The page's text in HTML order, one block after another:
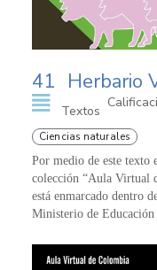
41 Herbario
Textos
Ciencias naturales
Por medio de este texto
colección “Aula Virtual
está enmarcado dentro
Ministerio de